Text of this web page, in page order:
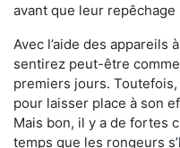
avant que leur
Avec l’aide des appareils
sentirez peut-être
premiers jours.
pour laisser place à son
Mais bon, il y a de fortes
temps que les rongeurs